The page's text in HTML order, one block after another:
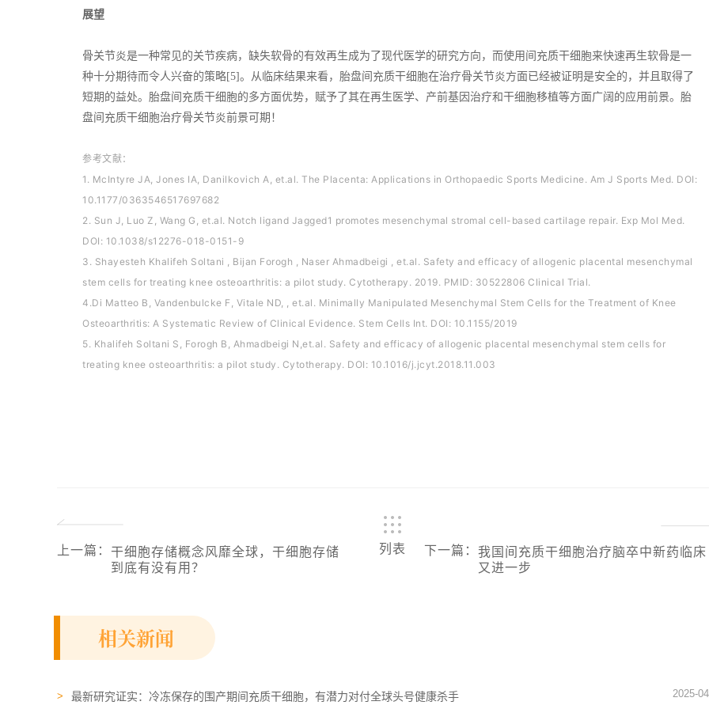
展望
骨关节炎是一种常见的关节疾病，缺失软骨的有效再生成为了现代医学的研究方向，而使用间充质干细胞来快速再生软骨是一
种十分期待而令人兴奋的策略[5]。从临床结果来看，胎盘间充质干细胞在治疗骨关节炎方面已经被证明是安全的，并且取得了
短期的益处。胎盘间充质干细胞的多方面优势，赋予了其在再生医学、产前基因治疗和干细胞移植等方面广阔的应用前景。胎
盘间充质干细胞治疗骨关节炎前景可期！
参考文献：
1. McIntyre JA, Jones IA, Danilkovich A, et.al. The Placenta: Applications in Orthopaedic Sports Medicine. Am J Sports Med. DOI:
10.1177/0363546517697682
2. Sun J, Luo Z, Wang G, et.al. Notch ligand Jagged1 promotes mesenchymal stromal cell-based cartilage repair. Exp Mol Med.
DOI: 10.1038/s12276-018-0151-9
3. Shayesteh Khalifeh Soltani , Bijan Forogh , Naser Ahmadbeigi , et.al. Safety and efficacy of allogenic placental mesenchymal
stem cells for treating knee osteoarthritis: a pilot study. Cytotherapy. 2019. PMID: 30522806 Clinical Trial.
4.Di Matteo B, Vandenbulcke F, Vitale ND, , et.al. Minimally Manipulated Mesenchymal Stem Cells for the Treatment of Knee
Osteoarthritis: A Systematic Review of Clinical Evidence. Stem Cells Int. DOI: 10.1155/2019
5. Khalifeh Soltani S, Forogh B, Ahmadbeigi N,et.al. Safety and efficacy of allogenic placental mesenchymal stem cells for
treating knee osteoarthritis: a pilot study. Cytotherapy. DOI: 10.1016/j.jcyt.2018.11.003
上一篇 ： 干细胞存储概念风靡全球，干细胞存储
到底有没有用？
列表 下一篇 ： 我国间充质干细胞治疗脑卒中新药临床
又进一步
相关新闻
最新研究证实：冷冻保存的围产期间充质干细胞，有潜力对付全球头号健康杀手 2025-